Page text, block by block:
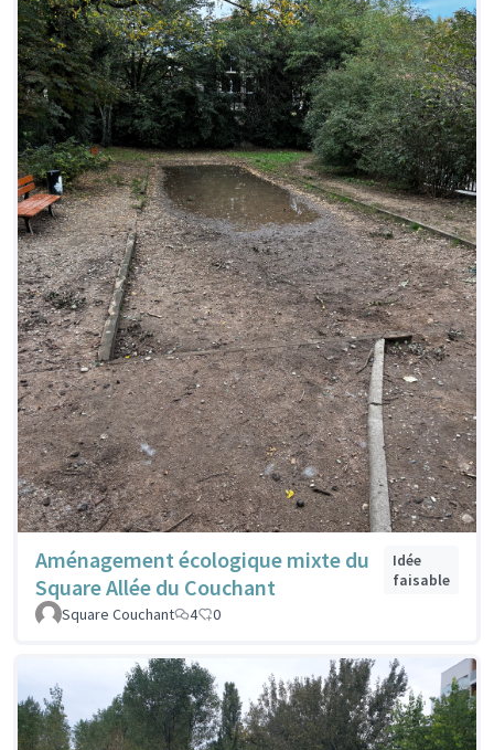
Aménagement écologique mixte du
Square Allée du Couchant
Idée
faisable
Square Couchant
4 0